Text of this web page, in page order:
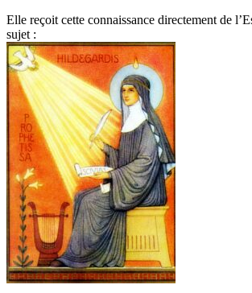
Elle reçoit cette connaissance directement de
sujet :